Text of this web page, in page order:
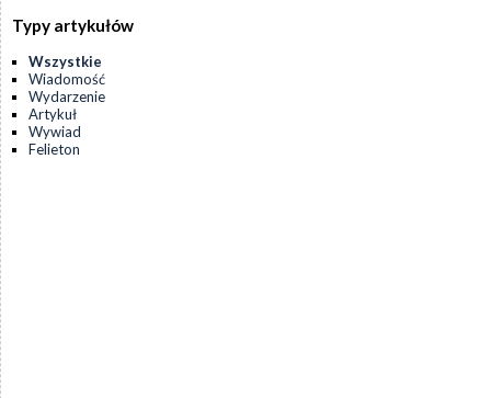
Typy artykułów
Wszystkie
Wiadomość
Wydarzenie
Artykuł
Wywiad
Felieton